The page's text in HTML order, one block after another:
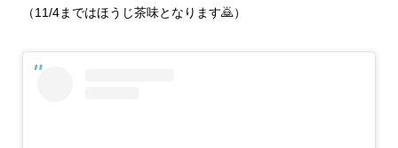
（11/4まではほうじ茶味となります🙇）